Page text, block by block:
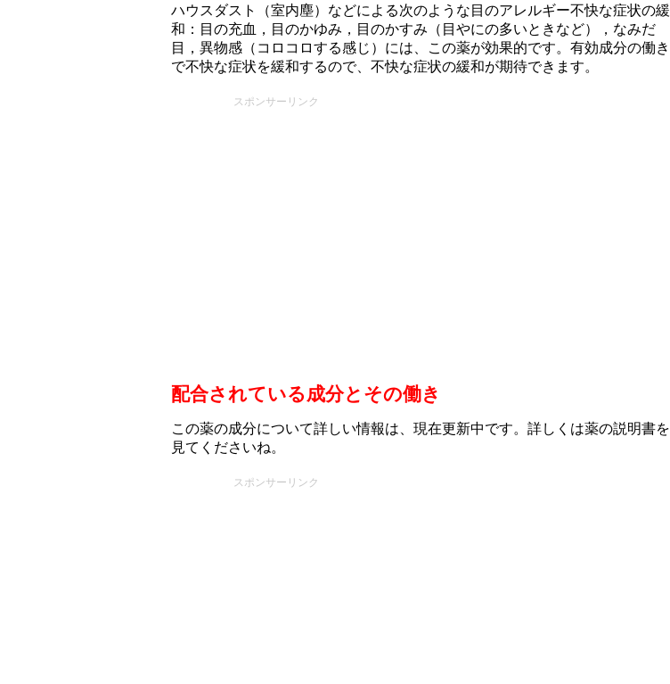
ハウスダスト（室内塵）などによる次のような目のアレルギー不快な症状の緩
和：目の充血，目のかゆみ，目のかすみ（目やにの多いときなど），なみだ
目，異物感（コロコロする感じ）には、この薬が効果的です。有効成分の働き
で不快な症状を緩和するので、不快な症状の緩和が期待できます。
スポンサーリンク
配合されている成分とその働き
この薬の成分について詳しい情報は、現在更新中です。詳しくは薬の説明書を
見てくださいね。
スポンサーリンク